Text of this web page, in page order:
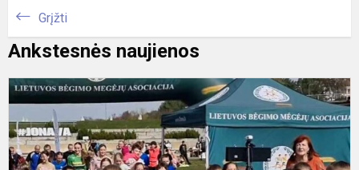
Grįžti
Ankstesnės naujienos